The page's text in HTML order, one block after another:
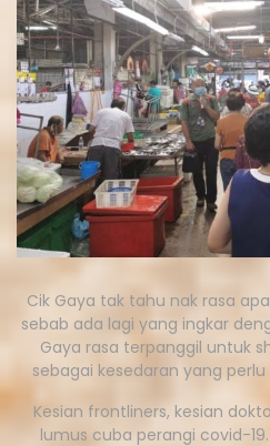
Cik Gaya tak tahu nak rasa
sebab ada lagi yang ingkar
Gaya rasa terpanggil untuk
sebagai kesedaran yang
Kesian frontliners, kesian
lumus cuba perangi covid-